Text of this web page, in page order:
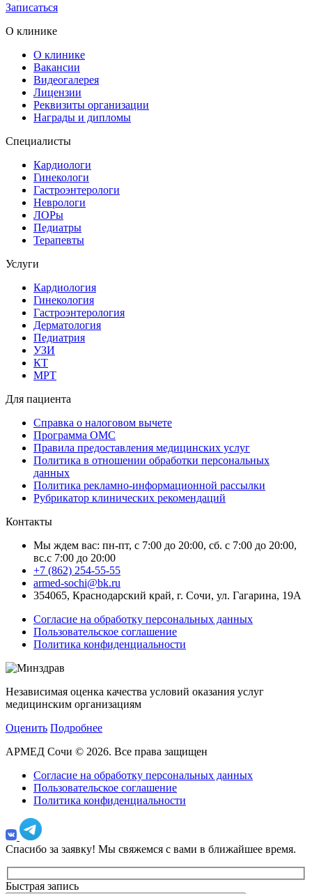
Записаться
О клинике
О клинике
Вакансии
Видеогалерея
Лицензии
Реквизиты организации
Награды и дипломы
Специалисты
Кардиологи
Гинекологи
Гастроэнтерологи
Неврологи
ЛОРы
Педиатры
Терапевты
Услуги
Кардиология
Гинекология
Гастроэнтерология
Дерматология
Педиатрия
УЗИ
КТ
МРТ
Для пациента
Справка о налоговом вычете
Программа ОМС
Правила предоставления медицинских услуг
Политика в отношении обработки персональных
данных
Политика рекламно-информационной рассылки
Рубрикатор клинических рекомендаций
Контакты
Мы ждем вас: пн-пт, с 7:00 до 20:00, сб. с 7:00 до 20:00,
вс.с 7:00 до 20:00
+7 (862) 254-55-55
armed-sochi@bk.ru
354065, Краснодарский край, г. Сочи, ул. Гагарина, 19А
Согласие на обработку персональных данных
Пользовательское соглашение
Политика конфиденциальности
Независимая оценка качества условий оказания услуг
медицинским организациям
Оценить Подробнее
АРМЕД Сочи © 2026. Все права защищен
Согласие на обработку персональных данных
Пользовательское соглашение
Политика конфиденциальности
Спасибо за заявку! Мы свяжемся с вами в ближайшее время.
Быстрая запись